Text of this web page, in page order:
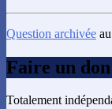
Question archivée
Faire un don
Totalement